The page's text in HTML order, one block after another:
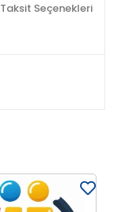
Taksit Seçenekleri